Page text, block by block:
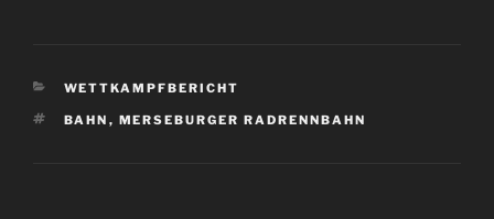
KATEGORIEN
WETTKAMPFBERICHT
SCHLAGWÖRTER
BAHN , MERSEBURGER RADRENNBAHN